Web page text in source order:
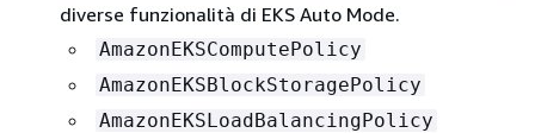
diverse funzionalità di EKS Auto Mode.
AmazonEKSComputePolicy
AmazonEKSBlockStoragePolicy
AmazonEKSLoadBalancingPolicy